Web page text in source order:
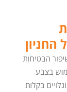
הבטיחות
בצבע
בקלות